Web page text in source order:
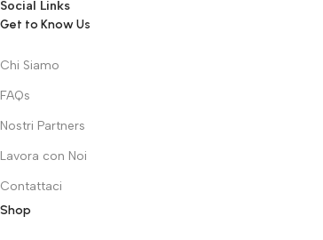
Social Links
Get to Know Us
Chi Siamo
FAQs
Nostri Partners
Lavora con Noi
Contattaci
Shop